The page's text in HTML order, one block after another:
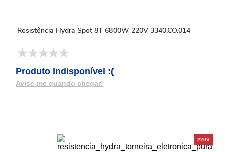
Resistência Hydra Spot 8T 6800W 220V 3340.CO.014
Produto Indisponível :(
Avise-me quando chegar!